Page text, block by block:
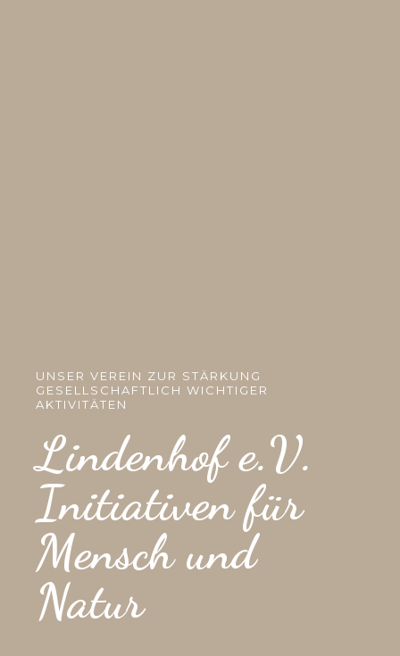
UNSER VEREIN ZUR STÄRKUNG
GESELLSCHAFTLICH WICHTIGER
AKTIVITÄTEN
Lindenhof e.V.
Initiativen für
Mensch und
Natur